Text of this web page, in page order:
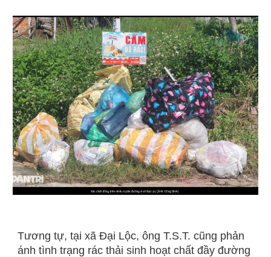
Tương tự, tại xã Đại Lộc, ông T.S.T. cũng phản
ánh tình trạng rác thải sinh hoạt chất đầy đường